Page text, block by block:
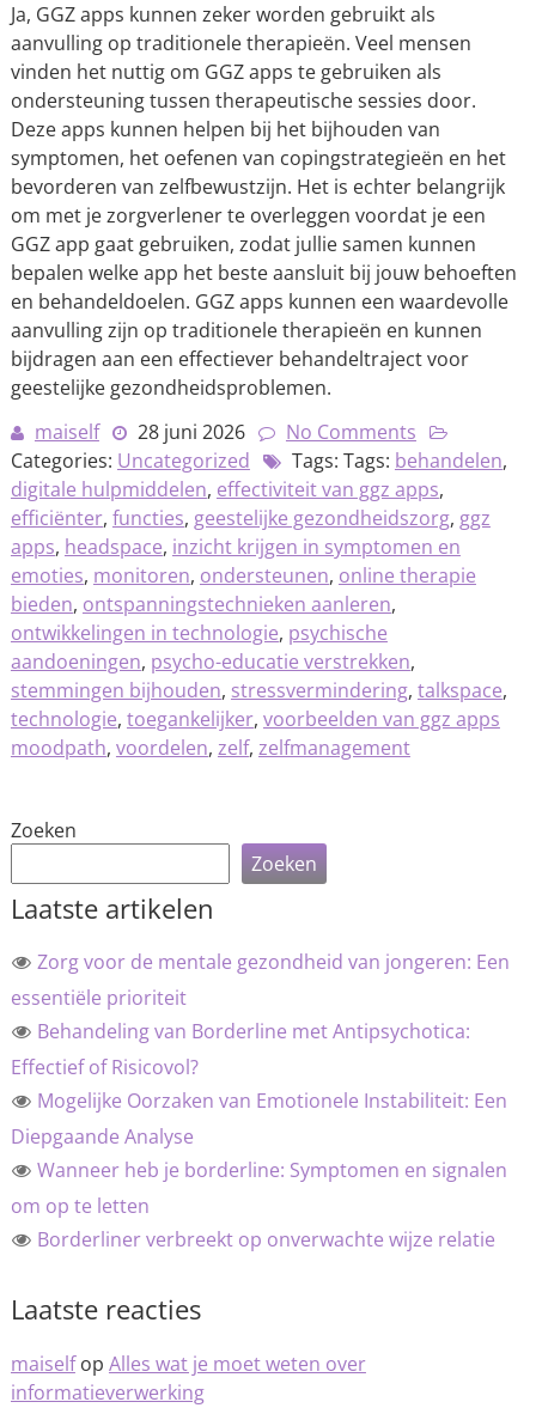
Ja, GGZ apps kunnen zeker worden gebruikt als
aanvulling op traditionele therapieën. Veel mensen
vinden het nuttig om GGZ apps te gebruiken als
ondersteuning tussen therapeutische sessies door.
Deze apps kunnen helpen bij het bijhouden van
symptomen, het oefenen van copingstrategieën en het
bevorderen van zelfbewustzijn. Het is echter belangrijk
om met je zorgverlener te overleggen voordat je een
GGZ app gaat gebruiken, zodat jullie samen kunnen
bepalen welke app het beste aansluit bij jouw behoeften
en behandeldoelen. GGZ apps kunnen een waardevolle
aanvulling zijn op traditionele therapieën en kunnen
bijdragen aan een effectiever behandeltraject voor
geestelijke gezondheidsproblemen.
maiself
28 juni 2026
No Comments
Categories: Uncategorized Tags: Tags: behandelen,
digitale hulpmiddelen, effectiviteit van ggz apps,
efficiënter, functies, geestelijke gezondheidszorg, ggz
apps, headspace, inzicht krijgen in symptomen en
emoties, monitoren, ondersteunen, online therapie
bieden, ontspanningstechnieken aanleren,
ontwikkelingen in technologie, psychische
aandoeningen, psycho-educatie verstrekken,
stemmingen bijhouden, stressvermindering, talkspace,
technologie, toegankelijker, voorbeelden van ggz apps
moodpath, voordelen, zelf, zelfmanagement
Zoeken
Zoeken
Laatste artikelen
Zorg voor de mentale gezondheid van jongeren: Een
essentiële prioriteit
Behandeling van Borderline met Antipsychotica:
Effectief of Risicovol?
Mogelijke Oorzaken van Emotionele Instabiliteit: Een
Diepgaande Analyse
Wanneer heb je borderline: Symptomen en signalen
om op te letten
Borderliner verbreekt op onverwachte wijze relatie
Laatste reacties
maiselfop Alles wat je moet weten over
informatieverwerking